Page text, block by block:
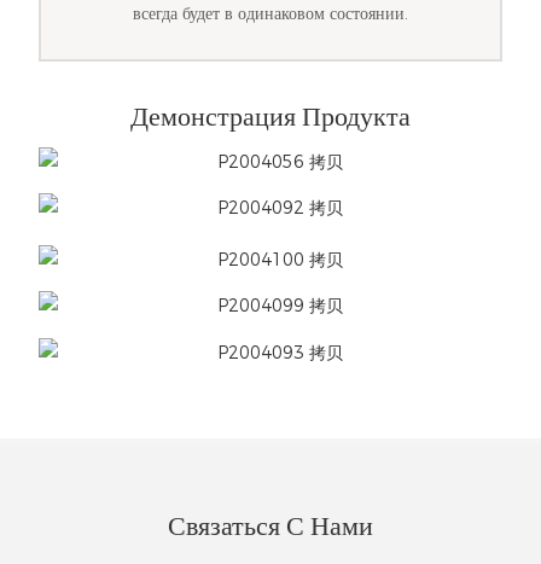
всегда будет в одинаковом состоянии.
Демонстрация Продукта
Связаться С Нами